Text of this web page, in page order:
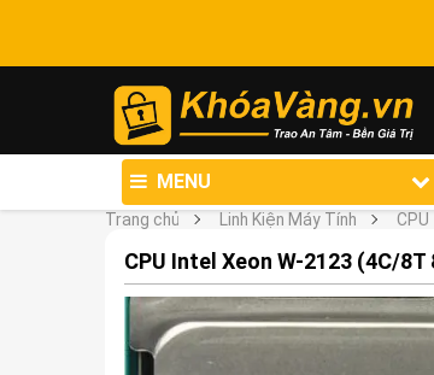
MENU
Trang chủ
Linh Kiện Máy Tính CPU
CPU Intel Xeon W-2123 (4C/